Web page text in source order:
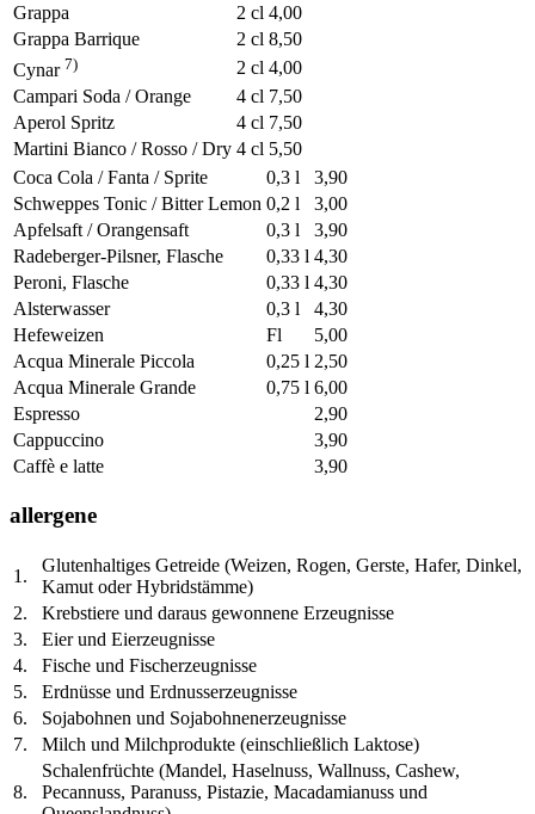
Grappa
2 cl 4,00
Grappa Barrique
2 cl 8,50
Cynar 7) 2 cl 4,00
Campari Soda / Orange
4 cl 7,50
Aperol Spritz
4 cl 7,50
Martini Bianco / Rosso / Dry 4 cl 5,50
Coca Cola / Fanta / Sprite
0,3 l
3,90
Schweppes Tonic / Bitter Lemon 0,2 l
3,00
Apfelsaft / Orangensaft
0,3 l
3,90
Radeberger-Pilsner, Flasche
0,33 l 4,30
Peroni, Flasche
0,33 l 4,30
Alsterwasser
0,3 l
4,30
Hefeweizen
Fl
5,00
Acqua Minerale Piccola
0,25 l 2,50
Acqua Minerale Grande
0,75 l 6,00
Espresso
2,90
Cappuccino
3,90
Caffè e latte
3,90
allergene
1.
Glutenhaltiges Getreide (Weizen, Rogen, Gerste, Hafer, Dinkel,
Kamut oder Hybridstämme)
2.
Krebstiere und daraus gewonnene Erzeugnisse
3.
Eier und Eierzeugnisse
4.
Fische und Fischerzeugnisse
5.
Erdnüsse und Erdnusserzeugnisse
6.
Sojabohnen und Sojabohnenerzeugnisse
7.
Milch und Milchprodukte (einschließlich Laktose)
8.
Schalenfrüchte (Mandel, Haselnuss, Wallnuss, Cashew,
Pecannuss, Paranuss, Pistazie, Macadamianuss und